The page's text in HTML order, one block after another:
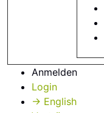
Anmelden
Login
→ English